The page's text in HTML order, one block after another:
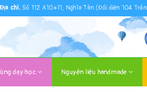
Địa chỉ: Số 112 A10+11, Nghĩa Tân (Đối diện 104
dạy học Nguyên liệu handmade